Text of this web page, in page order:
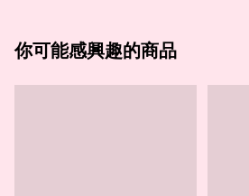
你可能感興趣的商品